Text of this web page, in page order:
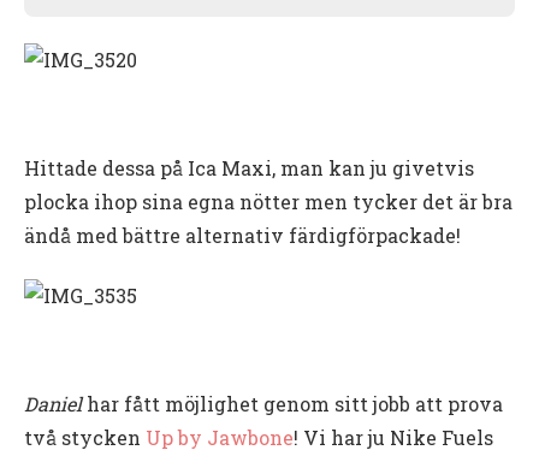
Hittade dessa på Ica Maxi, man kan ju givetvis
plocka ihop sina egna nötter men tycker det är bra
ändå med bättre alternativ färdigförpackade!
Danielhar fått möjlighet genom sitt jobb att prova
två stycken Up by Jawbone! Vi har ju Nike Fuels